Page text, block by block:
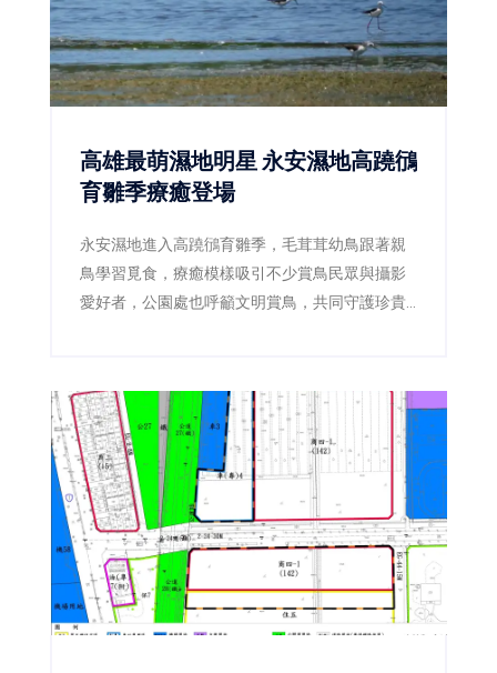
高雄最萌濕地明星 永安濕地高蹺鴴
育雛季療癒登場
永安濕地進入高蹺鴴育雛季，毛茸茸幼鳥跟著親
鳥學習覓食，療癒模樣吸引不少賞鳥民眾與攝影
愛好者，公園處也呼籲文明賞鳥，共同守護珍貴